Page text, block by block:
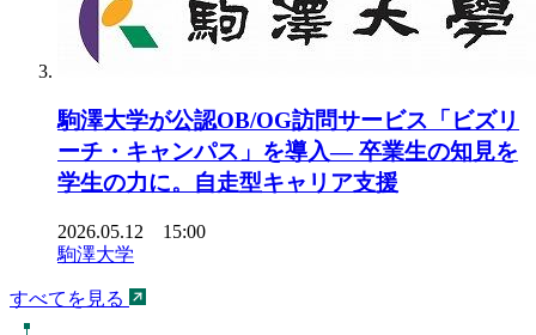
駒澤大学が公認OB/OG訪問サービス「ビズリ
ーチ・キャンパス」を導入― 卒業生の知見を
学生の力に。自走型キャリア支援
2026.05.12 15:00
駒澤大学
すべてを見る